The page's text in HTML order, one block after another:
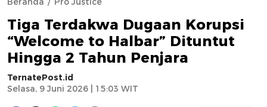
Tiga Terdakwa Dugaan Korupsi
“Welcome to Halbar” Dituntut
Hingga 2 Tahun Penjara
TernatePost.id
Selasa, 9 Juni 2026 | 15:03 WIT